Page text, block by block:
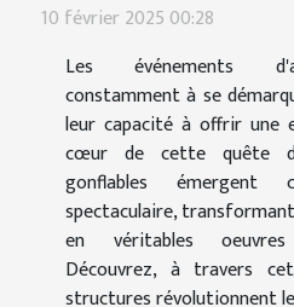
10 février 2025 00:28
Les événements
constamment à se
leur capacité à offrir une
cœur de cette quête
gonflables émergent
spectaculaire,
en véritables
Découvrez, à travers
structures révolutionnent